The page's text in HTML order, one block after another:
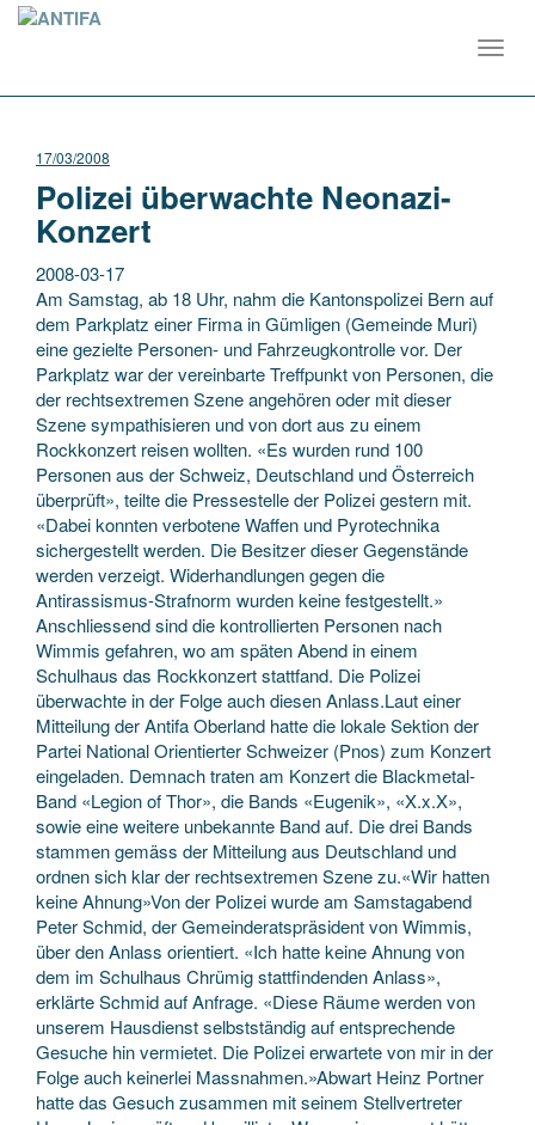
17/03/2008
Polizei überwachte Neonazi-
Konzert
2008-03-17
Am Samstag, ab 18 Uhr, nahm die Kantonspolizei Bern auf
dem Parkplatz einer Firma in Gümligen (Gemeinde Muri)
eine gezielte Personen- und Fahrzeugkontrolle vor. Der
Parkplatz war der vereinbarte Treffpunkt von Personen, die
der rechtsextremen Szene angehören oder mit dieser
Szenesympathisieren und von dort aus zu einem
Rockkonzert reisen wollten. «Es wurden rund 100
Personen aus der Schweiz, Deutschland und Österreich
überprüft», teilte die Pressestelle der Polizei gestern mit.
«Dabei konnten verbotene Waffen und Pyrotechnika
sichergestellt werden. Die Besitzer dieser Gegenstände
werden verzeigt. Widerhandlungen gegen die
Antirassismus-Strafnorm wurden keine festgestellt.»
Anschliessend sind die kontrollierten Personen nach
Wimmis gefahren, wo am späten Abend in einem
Schulhaus das Rockkonzert stattfand. Die Polizei
überwachte in der Folge auch diesen Anlass.Laut einer
Mitteilung der Antifa Oberland hatte die lokale Sektion der
Partei National Orientierter Schweizer (Pnos) zum Konzert
eingeladen. Demnach traten am Konzert die Blackmetal-
Band «Legion of Thor», die Bands «Eugenik», «X.x.X»,
sowie eine weitere unbekannte Band auf. Die drei Bands
stammen gemäss der Mitteilung aus Deutschland und
ordnen sich klar der rechtsextremen Szene zu.«Wir hatten
keine Ahnung»Von der Polizei wurde am Samstagabend
Peter Schmid, der Gemeinderatspräsident von Wimmis,
über den Anlass orientiert. «Ich hatte keine Ahnung von
dem im Schulhaus Chrümig stattfindenden Anlass»,
erklärte Schmid auf Anfrage. «Diese Räume werden von
unserem Hausdienst selbstständig auf entsprechende
Gesuche hin vermietet. Die Polizei erwartete von mir in der
Folge auch keinerlei Massnahmen.»Abwart Heinz Portner
hatte das Gesuch zusammen mit seinem Stellvertreter